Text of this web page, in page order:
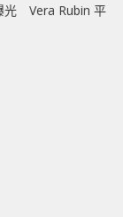
光 Vera Rubin 平